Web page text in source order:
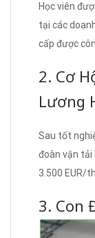
Học viên
tại các
cấp được
2. Cơ
Lương
Sau tốt
đoàn vận tải
3.500 EUR/
3. Con